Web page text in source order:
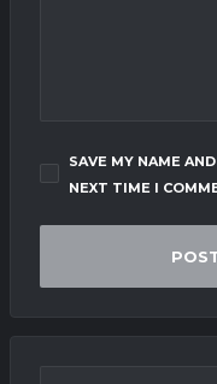
SAVE MY NAME
NEXT TIME I